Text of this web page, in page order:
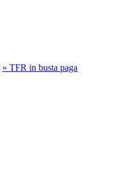
» TFR in busta paga